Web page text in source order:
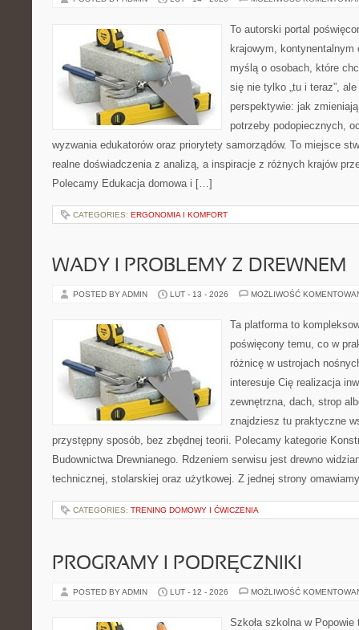
To autorski portal
krajowym, kontynentalnym
myślą o osobach, które
się nie tylko „tu i teraz”,
perspektywie: jak
potrzeby podopiecznych,
wyzwania edukatorów oraz priorytety samorządów. To miejsce
realne doświadczenia z analizą, a inspiracje z różnych krajów
Polecamy Edukacja domowa i […]
CATEGORIES: ERGONOMIA I KOMFORT
WADY I PROBLEMY Z DREWNEM
POSTED BY ADMIN LUT - 13 - 2026 MOŻLIWOŚĆ
Ta platforma to
poświęcony temu, co w
różnicę w ustrojach
interesuje Cię realizacja
zewnętrzna, dach, strop
znajdziesz tu praktyczne
przystępny sposób, bez zbędnej teorii. Polecamy kategorie
Budownictwa Drewnianego. Rdzeniem serwisu jest drewno
technicznej, stolarskiej oraz użytkowej. Z jednej strony
CATEGORIES: TRENING DOMOWY I ĆWICZENIA
PROGRAMY I PODRĘCZNIKI
POSTED BY ADMIN LUT - 12 - 2026 MOŻLIWOŚĆ
Szkoła szkolna w